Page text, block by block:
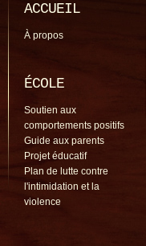
ACCUEIL
À propos
ÉCOLE
Soutien aux
comportements positifs
Guide aux parents
Projet éducatif
Plan de lutte contre
l'intimidation et la
violence